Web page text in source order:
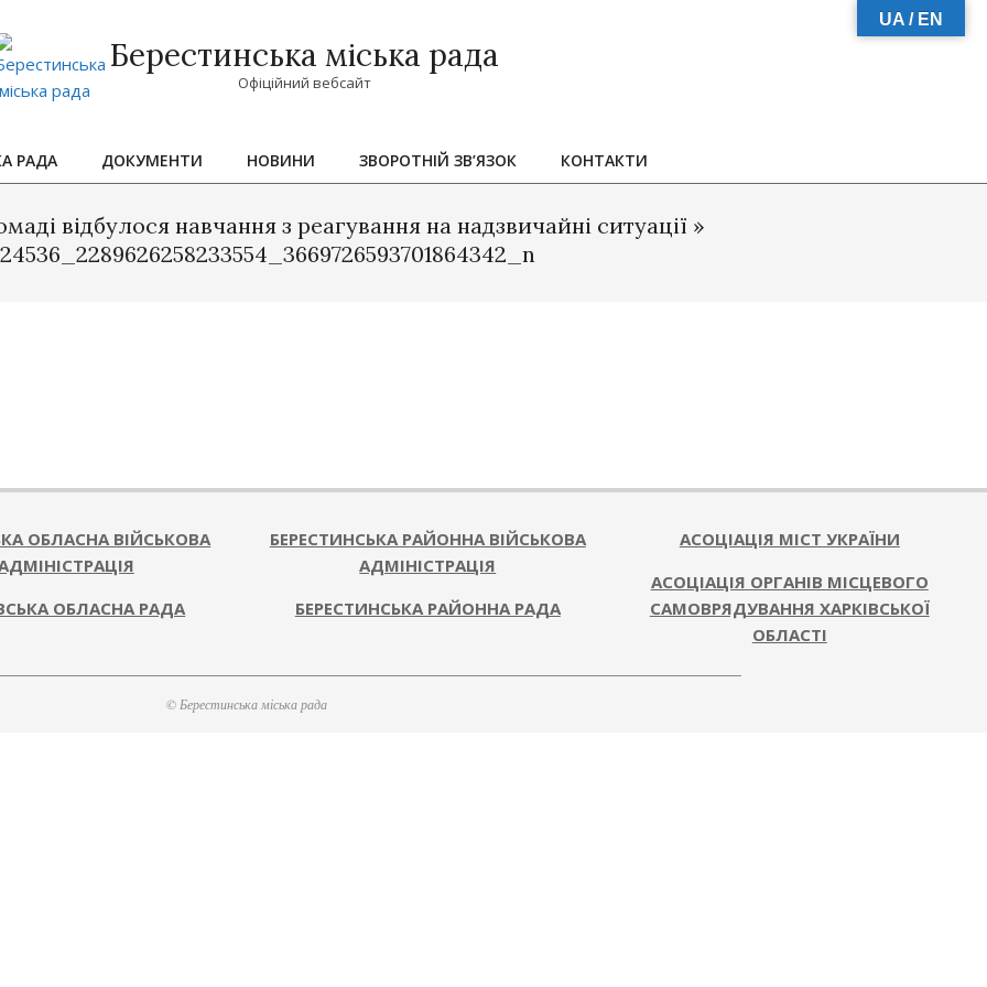
Берестинська міська рада
Офіційний вебсайт
Primary
Menu
РАДА ДОКУМЕНТИ НОВИНИ ЗВОРОТНІЙ ЗВ’ЯЗОК КОНТАКТИ
відбулося навчання з реагування на надзвичайні ситуації »
ОБЛАСНА ВІЙСЬКОВА
ОБЛАСНА РАДА
БЕРЕСТИНСЬКА РАЙОННА ВІЙСЬКОВА
АДМІНІСТРАЦІЯ
БЕРЕСТИНСЬКА РАЙОННА РАДА
АСОЦІАЦІЯ МІСТ УКРАЇНИ
АСОЦІАЦІЯ ОРГАНІВ МІСЦЕВОГО
САМОВРЯДУВАННЯ ХАРКІВСЬКОЇ
ОБЛАСТІ
© Берестинська міська рада
UA / EN